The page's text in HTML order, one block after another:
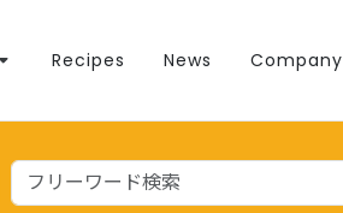
Recipes News Company